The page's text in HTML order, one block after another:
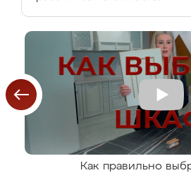
Как правильно